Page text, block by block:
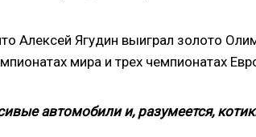
Алексей Ягудин выиграл золото
мира и трех чемпионатах
автомобили и, разумеется,